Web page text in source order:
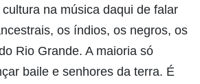
na música daqui de falar
os índios, os negros, os
Rio Grande. A maioria só
baile e senhores da terra. É